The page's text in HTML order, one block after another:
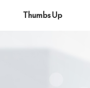
Thumbs Up